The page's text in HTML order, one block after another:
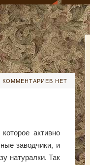
КОММЕНТАРИЕВ НЕТ
активно
заводчики, и
натуралки. Так